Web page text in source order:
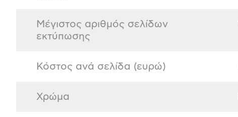
Μέγιστος αριθμός σελίδων
εκτύπωσης
Κόστος ανά σελίδα (ευρώ)
Χρώμα